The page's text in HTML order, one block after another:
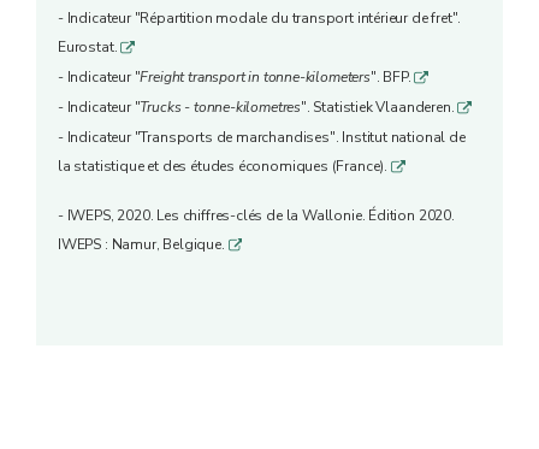
- Indicateur "Répartition modale du transport intérieur de fret".
Eurostat.q
- Indicateur "Freight transport in tonne-kilometers". BFP.q
- Indicateur "Trucks - tonne-kilometres". Statistiek Vlaanderen.q
- Indicateur "Transports de marchandises". Institut national de
la statistique et des études économiques (France). q
- IWEPS, 2020. Les chiffres-clés de la Wallonie. Édition 2020.
IWEPS : Namur, Belgique. q